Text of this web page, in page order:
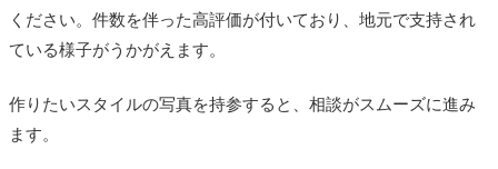
ください。件数を伴った高評価が付いており、地元で支持され
ている様子がうかがえます。
作りたいスタイルの写真を持参すると、相談がスムーズに進み
ます。